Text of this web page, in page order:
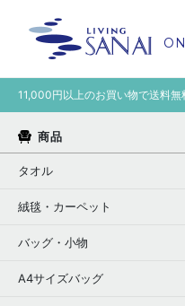
11,000円以上のお買い物で送料無
商品
タオル
絨毯・カーペット
バッグ・小物
A4サイズバッグ